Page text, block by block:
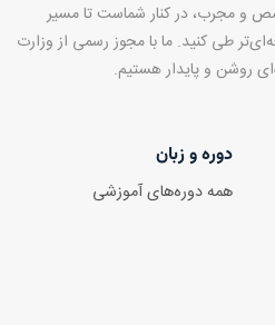
و مجرب، در کنار شماست تا مسیر
طی کنید. ما با مجوز رسمی از وزارت
روشن و پایدار هستیم.
دوره و زبان
همه دوره‌های آموزشی